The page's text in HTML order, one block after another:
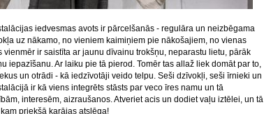
iedvesmas avots ir pārcelšanās - regulāra un neizbēgama
uz nākamo, no vieniem kaimiņiem pie nākošajiem, no vienas
vienmēr ir saistīta ar jaunu dīvainu trokšņu, neparastu lietu, pārāk
iepazīšanu. Ar laiku pie tā pierod. Tomēr tas allaž liek domāt par to,
un otrādi - kā iedzīvotāji veido telpu. Seši dzīvokļi, seši īrnieki un
ir kā viens integrēts stāsts par veco īres namu un tā
interesēm, aizraušanos. Atveriet acis un dodiet vaļu iztēlei, un tā
priekšā karājas atslēga!